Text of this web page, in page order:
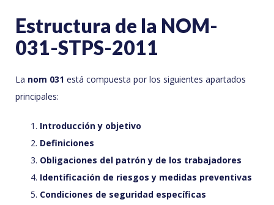
Estructura de la NOM-
031-STPS-2011
La nom 031 está compuesta por los siguientes apartados
principales:
Introducción y objetivo
Definiciones
Obligaciones del patrón y de los trabajadores
Identificación de riesgos y medidas preventivas
Condiciones de seguridad específicas